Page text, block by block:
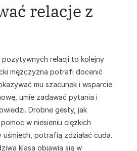
relacje z
pozytywnych relacji to kolejny
mężczyzna potrafi docenić
mu szacunek i wsparcie.
umie zadawać pytania i
Drobne gesty, jak
w niesieniu ciężkich
potrafią zdziałać cuda.
klasa objawia się w